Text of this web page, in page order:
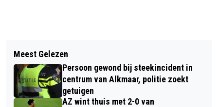
BESTUURDER VERLIEST CONTROLE EN
EINDIGT IN BERM IN ALKMAAR
BRANDWEER GRIJPT IN BIJ
GEVAARLIJK LIGGENDE
BOUWMATERIALEN IN ALKMAAR
Meest Gelezen
Persoon gewond bij steekincident in
centrum van Alkmaar, politie zoekt
getuigen
AZ wint thuis met 2-0 van